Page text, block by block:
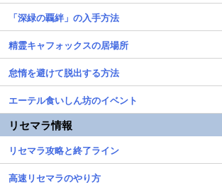
「深緑の覊絆」の入手方法
精霊キャフォックスの居場所
怠惰を避けて脱出する方法
エーテル食いしん坊のイベント
リセマラ情報
リセマラ攻略と終了ライン
高速リセマラのやり方